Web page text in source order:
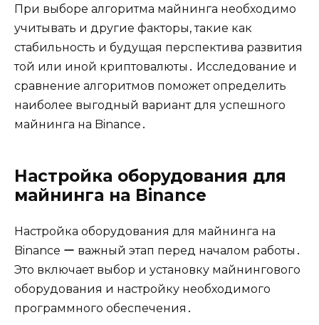
При выборе алгоритма майнинга необходимо
учитывать и другие факторы, такие как
стабильность и будущая перспектива развития
той или иной криптовалюты․ Исследование и
сравнение алгоритмов поможет определить
наиболее выгодный вариант для успешного
майнинга на Binance․
Настройка оборудования для
майнинга на Binance
Настройка оборудования для майнинга на
Binance ー важный этап перед началом работы․
Это включает выбор и установку майнингового
оборудования и настройку необходимого
программного обеспечения․